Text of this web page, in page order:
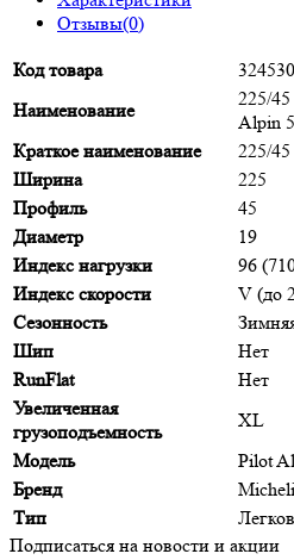
Отзывы(0)
Код товара
Наименование
225/
Alpin
Краткое наименование
225/
Ширина
225
Профиль
45
Диаметр
19
Индекс нагрузки
96
Индекс скорости
V (до
Сезонность
Шип
Нет
RunFlat
Нет
Увеличенная
грузоподъемность
XL
Модель
Pilot
Бренд
Тип
Подписаться на новости и акции